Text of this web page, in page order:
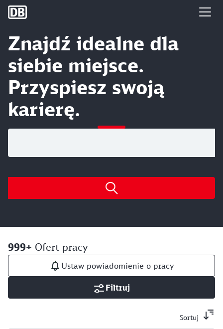
DB Group
Znajdź idealne dla
siebie miejsce.
Przyspiesz swoją
karierę.
Szukaj otwartych stanowisk
999+ Ofert pracy
Ustaw powiadomienie o pracy
Filtruj
Sortuj